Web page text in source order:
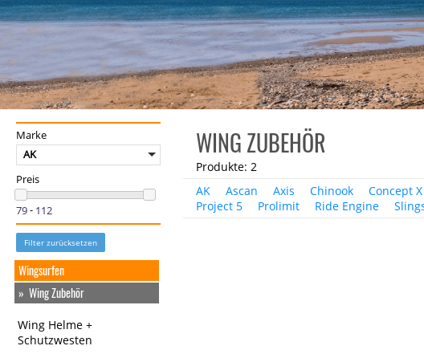
Marke
AK
Preis
-
Filter zurücksetzen
Wingsurfen
Wing Zubehör
Wing Helme +
Schutzwesten
WING ZUBEHÖR
Produkte: 2
AK
Ascan Axis Chinook Concept X
Project 5
Prolimit Ride Engine